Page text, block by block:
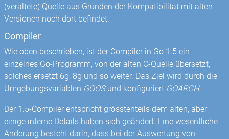
(veraltete) Quelle aus Gründen der Kompatibilität mit alten
Versionen noch dort befindet.
Compiler
Wie oben beschrieben, ist der Compiler in Go 1.5 ein
einzelnes Go-Programm, von der alten C-Quelle übersetzt,
solches ersetzt 6g, 8g und so weiter. Das Ziel wird durch die
Umgebungsvariablen GOOSund konfiguriert GOARCH.
Der 1.5-Compiler entspricht grösstenteils dem alten, aber
einige interne Details haben sich geändert. Eine wesentliche
Änderung besteht darin, dass bei der Auswertung von